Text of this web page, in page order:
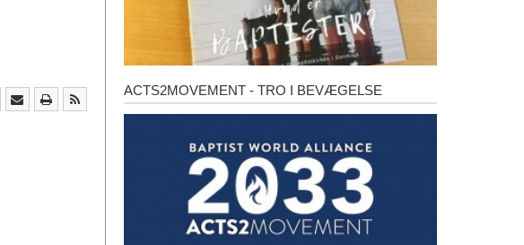
Acts2Movement
ACTS2MOVEMENT - TRO I BEVÆGELSE